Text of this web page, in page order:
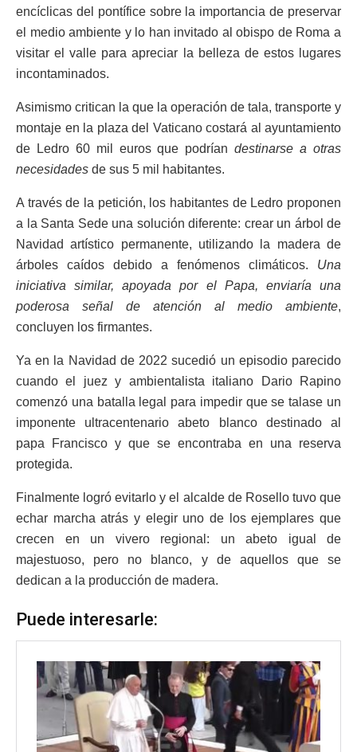
encíclicas del pontífice sobre la importancia de preservar
el medio ambiente y lo han invitado al obispo de Roma a
visitar el valle para apreciar la belleza de estos lugares
incontaminados.
Asimismo critican la que la operación de tala, transporte y
montaje en la plaza del Vaticano costará al ayuntamiento
de Ledro 60 mil euros que podríandestinarse a otras
necesidades de sus 5 mil habitantes.
A través de la petición, los habitantes de Ledro proponen
a la Santa Sede una solución diferente: crear un árbol de
Navidad artístico permanente, utilizando la madera de
árboles caídos debido a fenómenos climáticos. Una
iniciativa similar, apoyada por el Papa, enviaría una
poderosa señal de atención al medio ambiente,
concluyen los firmantes.
Ya en la Navidad de 2022 sucedió un episodio parecido
cuando el juez y ambientalista italiano Dario Rapino
comenzó una batalla legal para impedir que se talase un
imponente ultracentenario abeto blanco destinado al
papa Francisco y que se encontraba en una reserva
protegida.
Finalmente logró evitarlo y el alcalde de Rosello tuvo que
echar marcha atrás y elegir uno de los ejemplares que
crecen en un vivero regional: un abeto igual de
majestuoso, pero no blanco, y de aquellos que se
dedican a la producción de madera.
Puede interesarle: